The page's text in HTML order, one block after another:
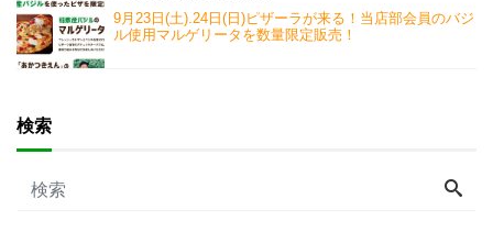
9月23日(土).24日(日)ピザーラが来る！当店部会員のバジ
ル使用マルゲリータを数量限定販売！
検索